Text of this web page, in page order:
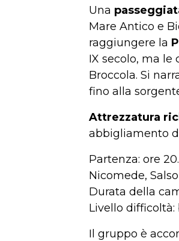
Una
Mare Antico e
raggiungere la
IX secolo, ma
Broccola. Si
fino alla
Attrezzatura
abbigliamento
Partenza: ore
Nicomede,
Durata della
Livello difficoltà:
Il gruppo è